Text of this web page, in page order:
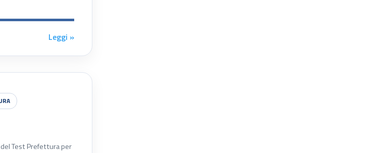
Leggi »
Test Prefettura per